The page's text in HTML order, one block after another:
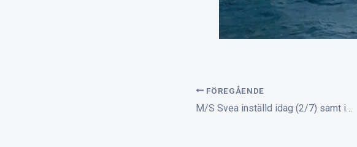
FÖREGÅENDE